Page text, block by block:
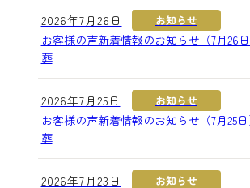
2026年7月26日 お知らせ
お客様の声新着情報のお知らせ（7月26
葬
2026年7月25日 お知らせ
お客様の声新着情報のお知らせ（7月25
葬
2026年7月23日 お知らせ